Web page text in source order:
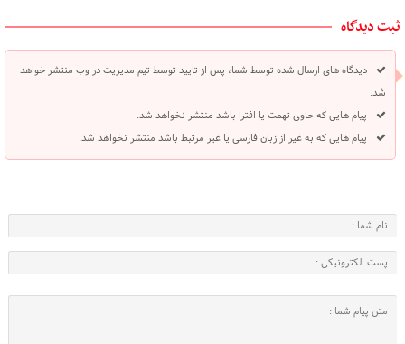
ثبت دیدگاه
دیدگاه های ارسال شده توسط شما، پس از تایید توسط تیم مدیریت در وب منتشر خواهد
شد.
پیام هایی که حاوی تهمت یا افترا باشد منتشر نخواهد شد.
پیام هایی که به غیر از زبان فارسی یا غیر مرتبط باشد منتشر نخواهد شد.